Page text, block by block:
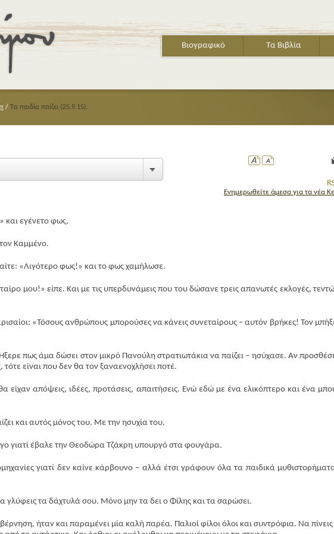
Βιογραφικό Τα Βιβλία
/ Τα παιδία παίζει (25.9.15).
Ενημερωθείτε άμεσα για τα νέα
και εγένετο φως.
Καμμένο.
«Λιγότερο φως!» και το φως χαμήλωσε.
μου!» είπε. Και με τις υπερδυνάμεις που του δώσανε τρεις απανωτές εκλογές,
«Τόσους ανθρώπους μπορούσες να κάνεις συνεταίρους – αυτόν βρήκες! Τον
πως άμα δώσει στον μικρό Πανούλη στρατιωτάκια να παίζει – ησύχασε. Αν
είναι που δεν θα τον ξαναενοχλήσει ποτέ.
είχαν απόψεις, ιδέες, προτάσεις, απαιτήσεις. Ενώ εδώ με ένα ελικόπτερο και ένα
και αυτός μόνος του. Με την ησυχία του.
γιατί έβαλε την Θεοδώρα Τζάκρη υπουργό στα φουγάρα.
γιατί δεν καίνε κάρβουνο – αλλά έτσι γράφουν όλα τα παιδικά
γλύφεις τα δάχτυλά σου. Μόνο μην τα δει ο Φίλης και τα σαρώσει.
ήταν και παραμένει μία καλή παρέα. Παλιοί φίλοι όλοι και συντρόφια. Να